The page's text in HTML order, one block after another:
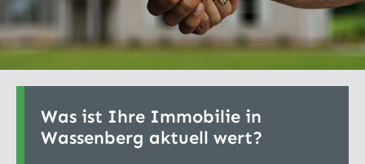
Was ist Ihre Immobilie in
Wassenberg aktuell wert?